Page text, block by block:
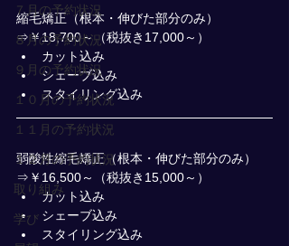
７月の予約状況
８月の予約状況
９月の予約状況
１０月の予約状況
１１月の予約状況
１２月の予約状況
取り組み
学び
縮毛矯正（根本・伸びた部分のみ）
⇒￥18,700～（税抜き17,000～）
カット込み
シェーブ込み
スタイリング込み
弱酸性縮毛矯正（根本・伸びた部分のみ）
⇒￥16,500～（税抜き15,000～）
カット込み
シェーブ込み
スタイリング込み